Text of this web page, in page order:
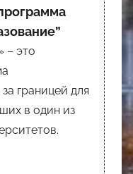
– это
границей для
в один из